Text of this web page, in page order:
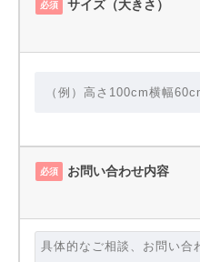
必須 サイズ（大きさ）
必須 お問い合わせ内容